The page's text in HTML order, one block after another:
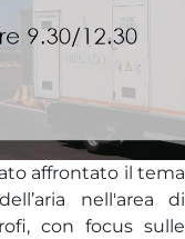
affrontato il tema
nell'area di
con focus sulle